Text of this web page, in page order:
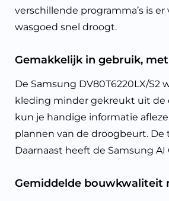
verschillende programma’s is
wasgoed snel droogt.
Gemakkelijk in gebruik,
De Samsung DV80T6220LX/
kleding minder gekreukt uit de
kun je handige informatie
plannen van de droogbeurt.
Daarnaast heeft de Samsung
Gemiddelde bouwkwaliteit